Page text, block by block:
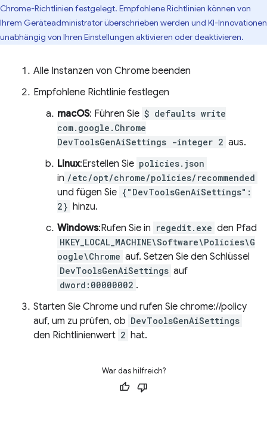
Chrome-Richtlinien festgelegt. Empfohlene Richtlinien können von
Ihrem Geräteadministrator überschrieben werden und KI-Innovationen
unabhängig von Ihren Einstellungen aktivieren oder deaktivieren.
Alle Instanzen von Chrome beenden
Empfohlene Richtlinie festlegen
macOS: Führen Sie $ defaults write
com.google.Chrome
DevToolsGenAiSettings -integer 2 aus.
Linux:Erstellen Sie policies.json
in /etc/opt/chrome/policies/recommended
und fügen Sie {"DevToolsGenAiSettings":
2} hinzu.
Windows:Rufen Sie in regedit.exe den Pfad
HKEY_LOCAL_MACHINE\Software\Policies\G
oogle\Chrome auf. Setzen Sie den Schlüssel
DevToolsGenAiSettings auf
dword:00000002 .
Starten Sie Chrome und rufen Sie chrome://policy
auf, um zu prüfen, ob DevToolsGenAiSettings
den Richtlinienwert 2 hat.
War das hilfreich?